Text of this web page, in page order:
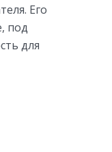
Его
под
для